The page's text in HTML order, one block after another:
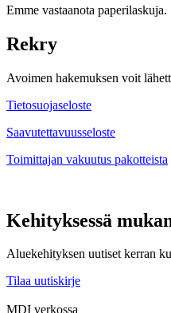
Emme vastaanota paperilaskuja.
Rekry
Avoimen hakemuksen voit
Tietosuojaseloste
Saavutettavuusseloste
Toimittajan vakuutus pakotteista
Kehityksessä
Aluekehityksen uutiset kerran
Tilaa uutiskirje
MDI verkossa